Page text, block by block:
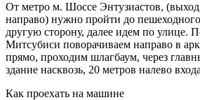
От метро м. Шоссе Энтузиастов, (выход
направо) нужно пройти до
другую сторону, далее идем по улице.
Митсубиси поворачиваем направо в
прямо, проходим шлагбаум, через
здание насквозь, 20 метров налево
Как проехать на машине